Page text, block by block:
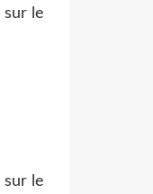
sur le
sur le